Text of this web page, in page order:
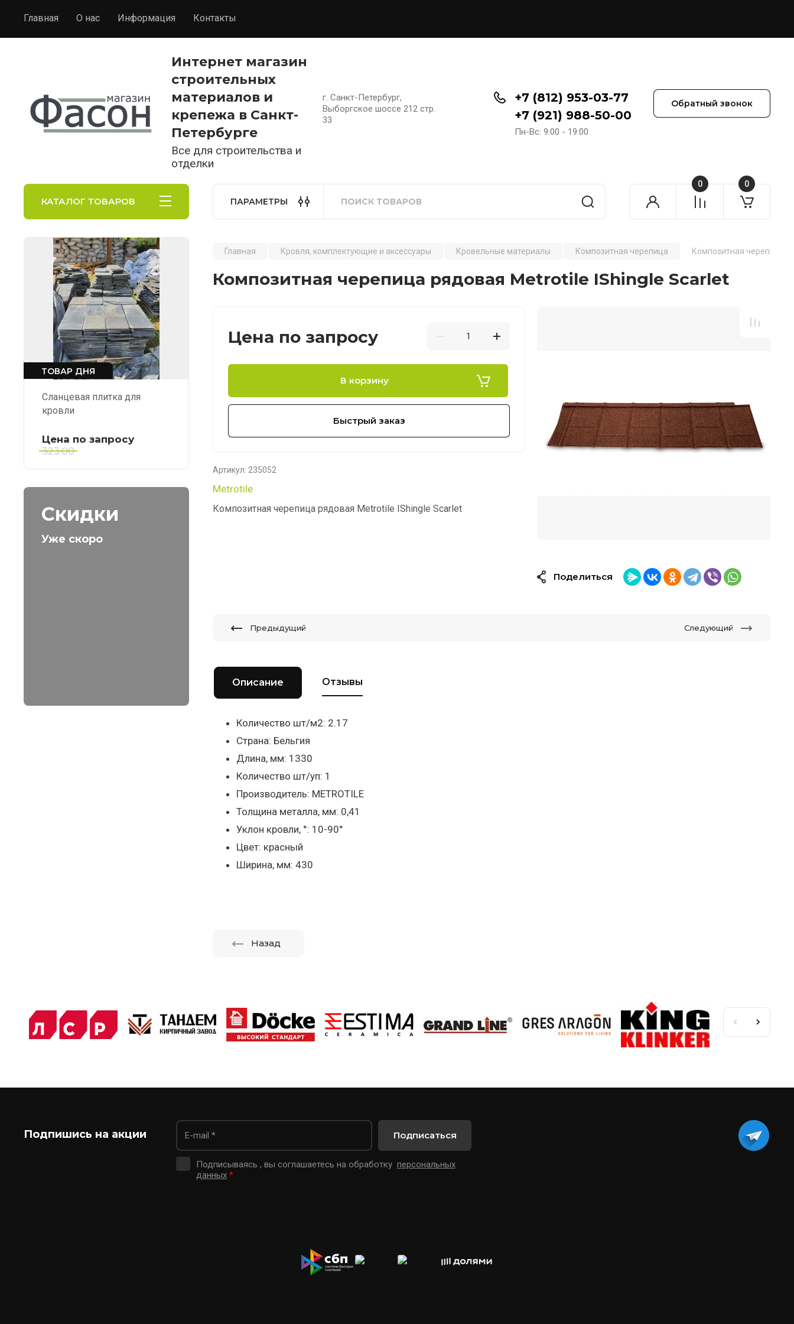
Главная О нас Информация Контакты
Интернет магазин
строительных
материалов и
крепежа в Санкт-
Петербурге
Все для строительства и
отделки
г. Санкт-Петербург,
Выборгское шоссе 212 стр.
33
+7 (812) 953-03-77
+7 (921) 988-50-00
Пн-Вс: 9:00 - 19:00
Обратный звонок
КАТАЛОГ ТОВАРОВ ПАРАМЕТРЫ
0 0
ТОВАР ДНЯ
Сланцевая плитка для
кровли
323.00
Цена по запросу
Скидки
Уже скоро
Главная Кровля, комплектующие и аксессуары Кровельные материалы Композитная черепица Композитная черепица
Композитная черепица рядовая Metrotile IShingle Scarlet
Цена по запросу
В корзину
Быстрый заказ
Артикул: 235052
Metrotile
Композитная черепица рядовая Metrotile IShingle Scarlet
Поделиться
Предыдущий Следующий
Описание Отзывы
Количество шт/м2: 2.17
Страна: Бельгия
Длина, мм: 1330
Количество шт/уп: 1
Производитель: METROTILE
Толщина металла, мм: 0,41
Уклон кровли, °: 10-90°
Цвет: красный
Ширина, мм: 430
Назад
Подпишись на акции
Подписываясь , вы соглашаетесь на обработку персональных
данных *
Подписаться